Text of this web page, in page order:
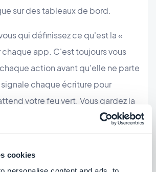
cookies
sur des tableaux de bord.
qui définissez ce qu'est la «
chaque app. C'est toujours vous
action avant qu'elle ne parte
chaque écriture pour
votre feu vert. Vous gardez la
jugement et la marge. Ce que
client avait besoin de vous